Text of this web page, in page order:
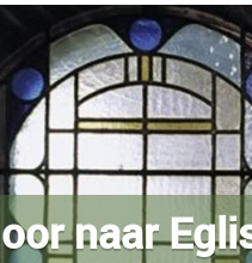
naar